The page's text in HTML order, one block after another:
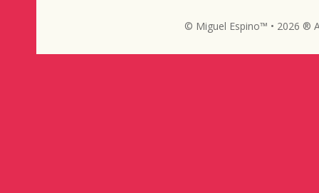
© Miguel Espino™ • 2026 ®